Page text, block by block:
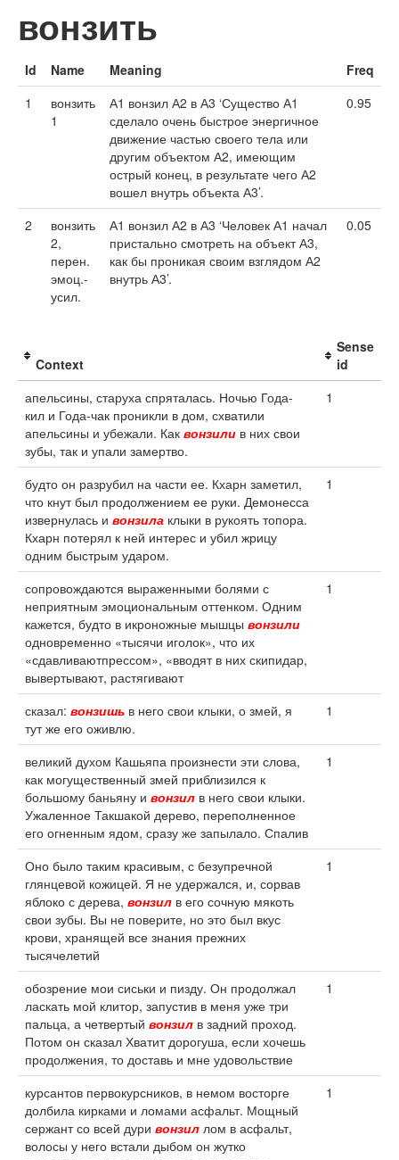
вонзить
Id Name Meaning
Freq
1
вонзить
1
А1 вонзил А2 в А3 ‘Существо А1
сделало очень быстрое энергичное
движение частью своего тела или
другим объектом А2, имеющим
острый конец, в результате чего А2
вошел внутрь объекта А3’.
0.95
2
вонзить
2,
перен.
эмоц.-
усил.
А1 вонзил А2 в А3 ‘Человек А1 начал
пристально смотреть на объект А3,
как бы проникая своим взглядом А2
внутрь А3’.
0.05
Context
Sense
id
апельсины, старуха спряталась. Ночью Года-
кил и Года-чак проникли в дом, схватили
апельсины и убежали. Как вонзили в них свои
зубы, так и упали замертво.
1
будто он разрубил на части ее. Кхарн заметил,
что кнут был продолжением ее руки. Демонесса
извернулась и вонзила клыки в рукоять топора.
Кхарн потерял к ней интерес и убил жрицу
одним быстрым ударом.
1
сопровождаются выраженными болями с
неприятным эмоциональным оттенком. Одним
кажется, будто в икроножные мышцы вонзили
одновременно «тысячи иголок», что их
«сдавливаютпрессом», «вводят в них скипидар,
вывертывают, растягивают
1
сказал: вонзишь в него свои клыки, о змей, я
тут же его оживлю.
1
великий духом Кашьяпа произнести эти слова,
как могущественный змей приблизился к
большому баньяну и вонзил в него свои клыки.
Ужаленное Такшакой дерево, переполненное
его огненным ядом, сразу же запылало. Спалив
1
Оно было таким красивым, с безупречной
глянцевой кожицей. Я не удержался, и, сорвав
яблоко с дерева, вонзил в его сочную мякоть
свои зубы. Вы не поверите, но это был вкус
крови, хранящей все знания прежних
тысячелетий
1
обозрение мои сиськи и пизду. Он продолжал
ласкать мой клитор, запустив в меня уже три
пальца, а четвертый вонзил в задний проход.
Потом он сказал Хватит дорогуша, если хочешь
продолжения, то доставь и мне удовольствие
1
курсантов первокурсников, в немом восторге
долбила кирками и ломами асфальт. Мощный
сержант со всей дури вонзил лом в асфальт,
волосы у него встали дыбом он жутко
1